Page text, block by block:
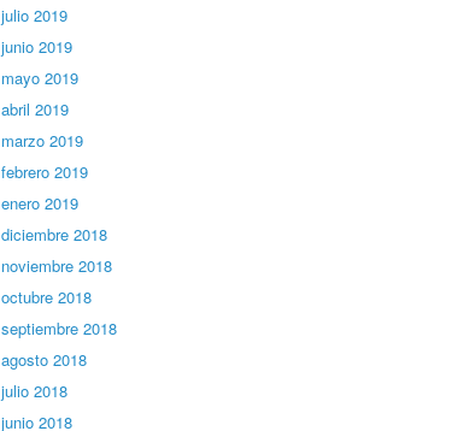
julio 2019
junio 2019
mayo 2019
abril 2019
marzo 2019
febrero 2019
enero 2019
diciembre 2018
noviembre 2018
octubre 2018
septiembre 2018
agosto 2018
julio 2018
junio 2018